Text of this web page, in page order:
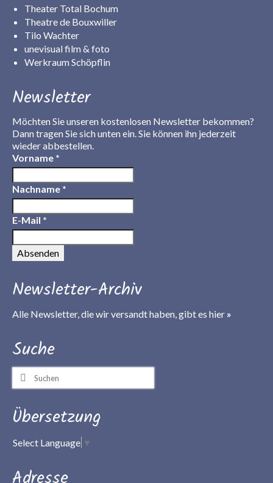
Theater Total Bochum
Theatre de Bouxwiller
Tilo Wachter
unevisual film & foto
Werkraum Schöpflin
Newsletter
Möchten Sie unseren kostenlosen Newsletter bekommen?
Dann tragen Sie sich unten ein. Sie können ihn jederzeit
wieder abbestellen.
Vorname *
Nachname *
E-Mail *
Newsletter-Archiv
Alle Newsletter, die wir versandt haben, gibt es hier »
Suche
Suchen
nach:
Übersetzung
Select Language ▼